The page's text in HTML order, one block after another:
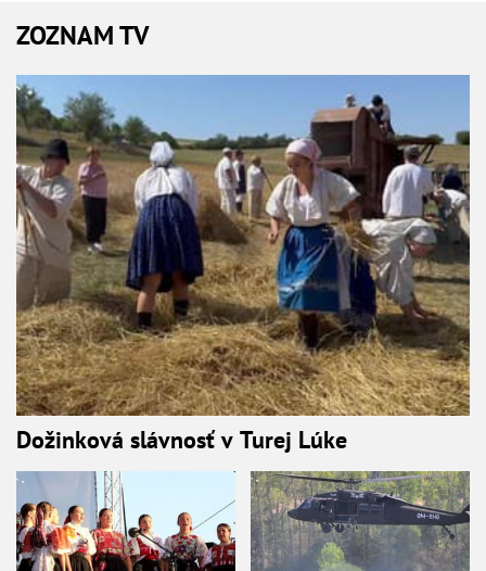
ZOZNAM TV
Dožinková slávnosť v Turej Lúke